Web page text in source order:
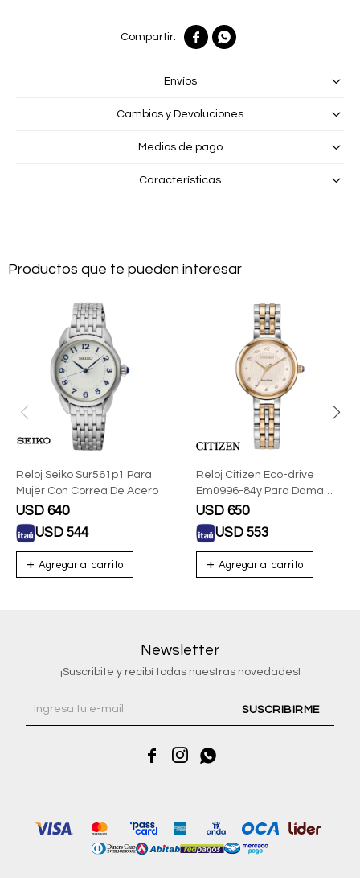
 
Envíos
Cambios y Devoluciones
Medios de pago
Características
Productos que te pueden interesar
Reloj Seiko Sur561p1 Para
Mujer Con Correa De Acero
USD 640
USD 544
Reloj Citizen Eco-drive
Em0996-84y Para Dama
Con Correa De Acero
USD 650
USD 553
Newsletter
¡Suscribite y recibí todas nuestras novedades!
SUSCRIBIRME
  